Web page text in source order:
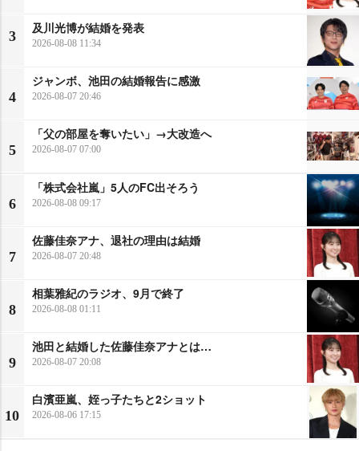
3
及川光博が結婚を発表
2026-08-08 11:34
4
ジャンボ、池田の結婚報告に感激
2026-08-07 20:46
5
「父の部屋を奪いたい」→大改造へ
2026-08-07 07:00
6
「株式会社嵐」5人のFC出そろう
2026-08-08 09:17
7
佐藤佳奈アナ、退社の理由は結婚
2026-08-07 20:48
8
相葉雅紀のラジオ、9月で終了
2026-08-08 01:11
9
池田と結婚した佐藤佳奈アナとは…
2026-08-07 20:08
10
白濱亜嵐、姪っ子たちと2ショット
2026-08-06 17:15